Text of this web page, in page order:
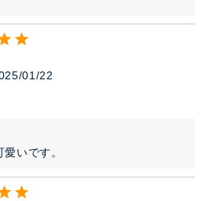
01/22
いです。